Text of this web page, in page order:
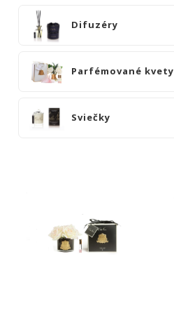
STOLY
SKRINKY
KOMODY
POSTELE
ZRKADLÁ
DOPLNKY
Difuzéry
Parfémované kvety
Sviečky